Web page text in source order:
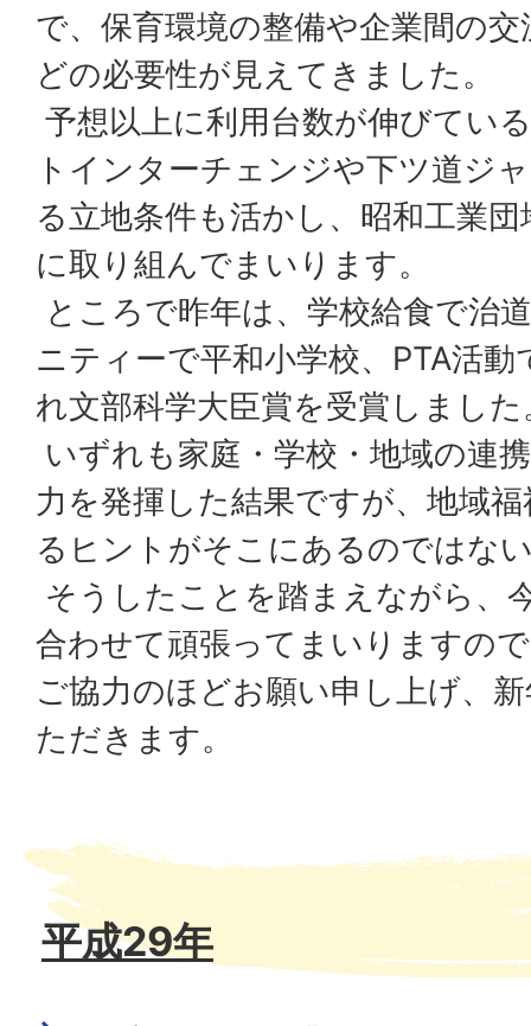
で、保育環境の整備や企業間の
どの必要性が見えてきました。
予想以上に利用台数が伸びてい
トインターチェンジや下ツ道ジ
る立地条件も活かし、昭和工業
に取り組んでまいります。
ところで昨年は、学校給食で治
ニティーで平和小学校、PTA活
れ文部科学大臣賞を受賞しました
いずれも家庭・学校・地域の連
力を発揮した結果ですが、地域
るヒントがそこにあるのではな
そうしたことを踏まえながら、
合わせて頑張ってまいりますの
ご協力のほどお願い申し上げ、
ただきます。
平成29年